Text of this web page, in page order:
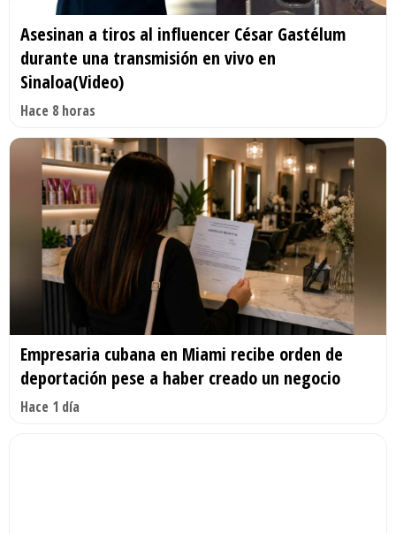
Asesinan a tiros al influencer César Gastélum
durante una transmisión en vivo en
Sinaloa(Video)
Hace 8 horas
Empresaria cubana en Miami recibe orden de
deportación pese a haber creado un negocio
Hace 1 día